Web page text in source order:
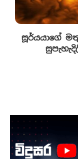
සූර්යයාගේ